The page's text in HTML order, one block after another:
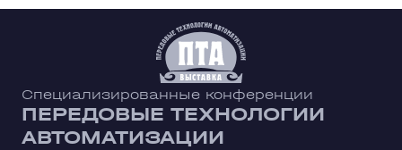
Специализированные конференции
ПЕРЕДОВЫЕ ТЕХНОЛОГИИ
АВТОМАТИЗАЦИИ